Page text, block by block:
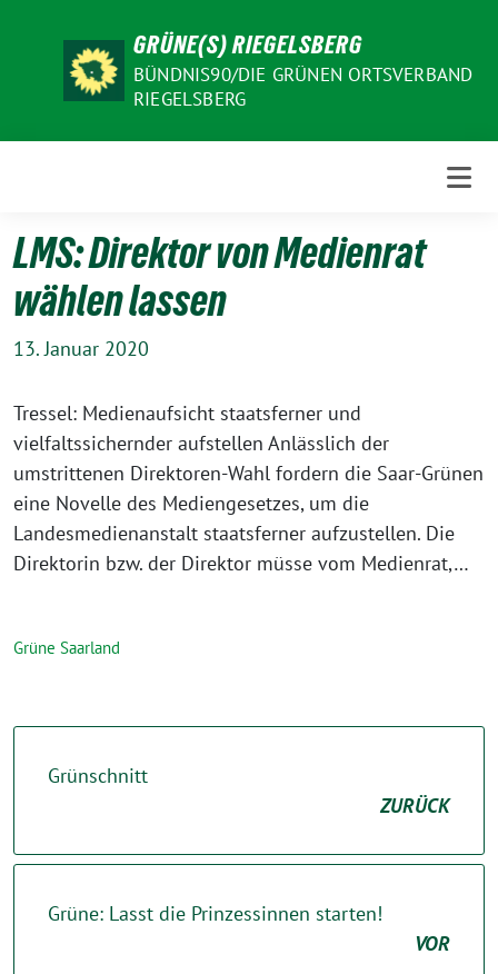
GRÜNE(S) RIEGELSBERG
BÜNDNIS90/DIE GRÜNEN ORTSVERBAND
RIEGELSBERG
LMS: Direktor von Medienrat
wählen lassen
13. Januar 2020
Tressel: Medienaufsicht staatsferner und
vielfaltssichernder aufstellen Anlässlich der
umstrittenen Direktoren-Wahl fordern die Saar-Grünen
eine Novelle des Mediengesetzes, um die
Landesmedienanstalt staatsferner aufzustellen. Die
Direktorin bzw. der Direktor müsse vom Medienrat,…
Grüne Saarland
Grünschnitt
ZURÜCK
Grüne: Lasst die Prinzessinnen starten!
VOR